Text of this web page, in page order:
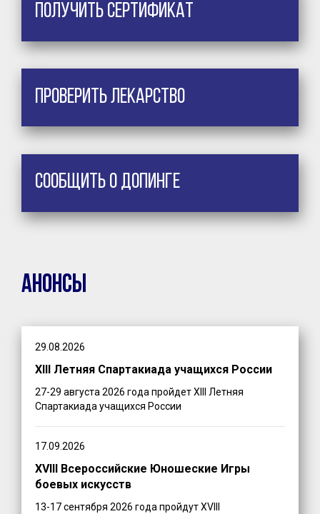
Получить сертификат
Проверить лекарство
Сообщить о допинге
Анонсы
29.08.2026
XIII Летняя Спартакиада учащихся России
27-29 августа 2026 года пройдет XIII Летняя
Спартакиада учащихся России
17.09.2026
XVIII Всероссийские Юношеские Игры
боевых искусств
13-17 сентября 2026 года пройдут XVIII